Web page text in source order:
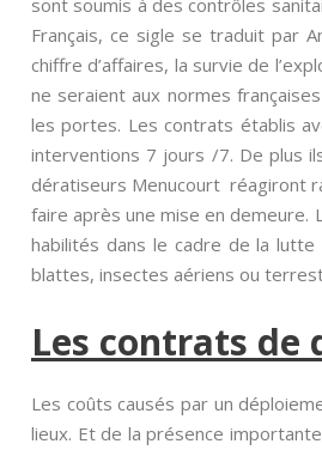
sont soumis à des contrôles
Français, ce sigle se traduit par
chiffre d’affaires, la survie de
ne seraient aux normes
les portes. Les contrats établis
interventions 7 jours /7. De plus
dératiseurs Menucourt réagiront
faire après une mise en demeure.
habilités dans le cadre de la
blattes, insectes aériens ou
Les contrats
Les coûts causés par un
lieux. Et de la présence